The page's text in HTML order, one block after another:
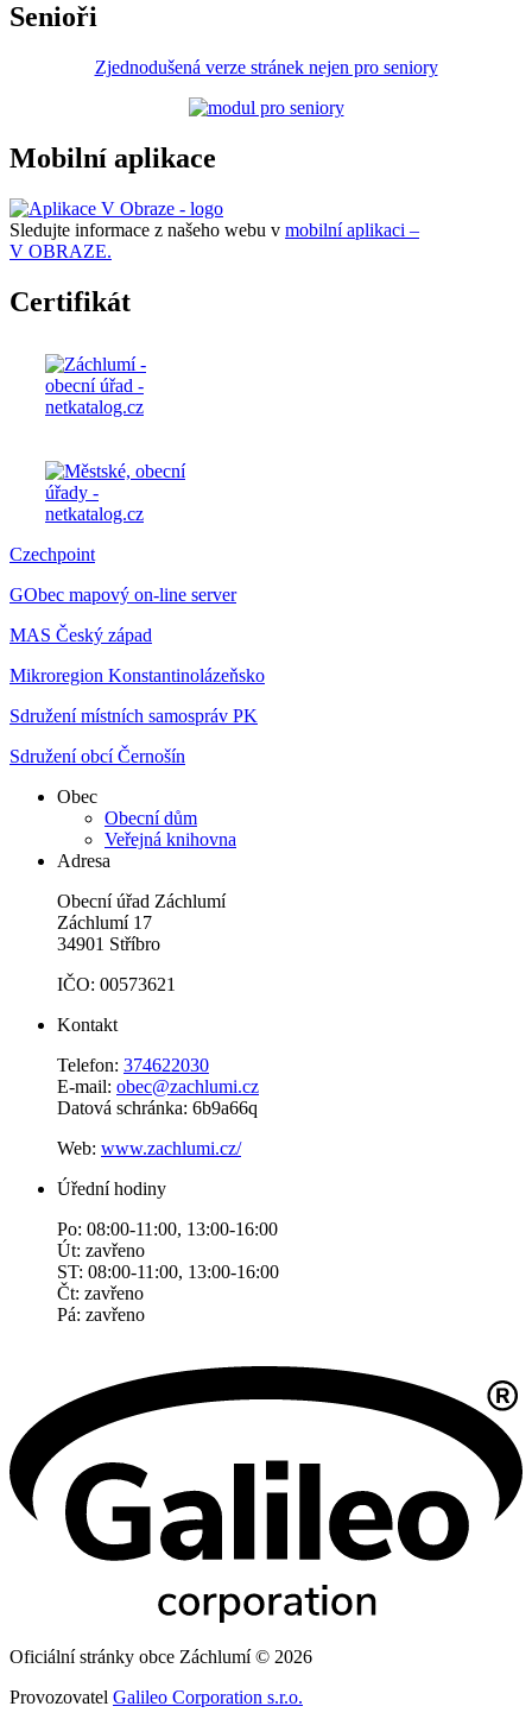
Senioři
Zjednodušená verze stránek nejen pro seniory
Mobilní aplikace
Sledujte informace z našeho webu v mobilní aplikaci –
V OBRAZE.
Certifikát
Czechpoint
GObec mapový on-line server
MAS Český západ
Mikroregion Konstantinolázeňsko
Sdružení místních samospráv PK
Sdružení obcí Černošín
Obec
Obecní dům
Veřejná knihovna
Adresa
Obecní úřad Záchlumí
Záchlumí 17
34901 Stříbro
IČO: 00573621
Kontakt
Telefon: 374622030
E-mail: obec@zachlumi.cz
Datová schránka: 6b9a66q
Web: www.zachlumi.cz/
Úřední hodiny
Po: 08:00-11:00, 13:00-16:00
Út: zavřeno
ST: 08:00-11:00, 13:00-16:00
Čt: zavřeno
Pá: zavřeno
Oficiální stránky obce Záchlumí © 2026
Provozovatel Galileo Corporation s.r.o.